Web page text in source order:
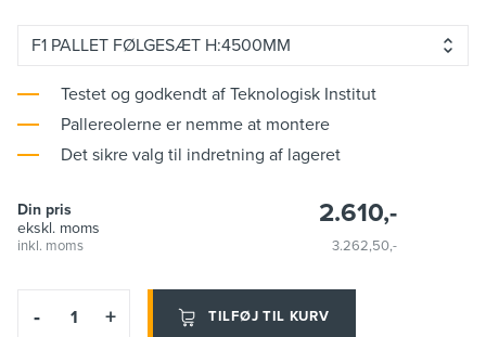
F1 PALLET FØLGESÆT H:4500MM
Testet og godkendt af Teknologisk Institut
Pallereolerne er nemme at montere
Det sikre valg til indretning af lageret
Din pris
ekskl. moms
2.610,-
inkl. moms 3.262,50,-
- + TILFØJ TIL KURV